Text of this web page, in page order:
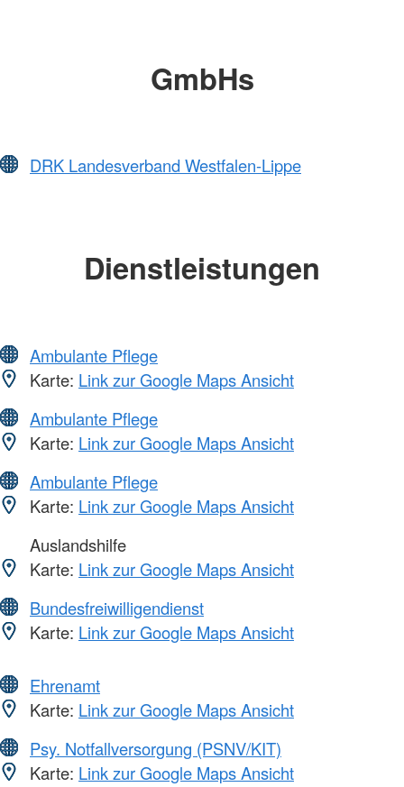
GmbHs
DRK Landesverband Westfalen-Lippe
Dienstleistungen
Ambulante Pflege
Karte: Link zur Google Maps Ansicht
Ambulante Pflege
Karte: Link zur Google Maps Ansicht
Ambulante Pflege
Karte: Link zur Google Maps Ansicht
Auslandshilfe
Karte: Link zur Google Maps Ansicht
Bundesfreiwilligendienst
Karte: Link zur Google Maps Ansicht
Ehrenamt
Karte: Link zur Google Maps Ansicht
Psy. Notfallversorgung (PSNV/KIT)
Karte: Link zur Google Maps Ansicht